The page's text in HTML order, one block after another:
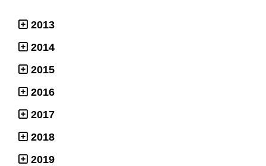
2013
2014
2015
2016
2017
2018
2019